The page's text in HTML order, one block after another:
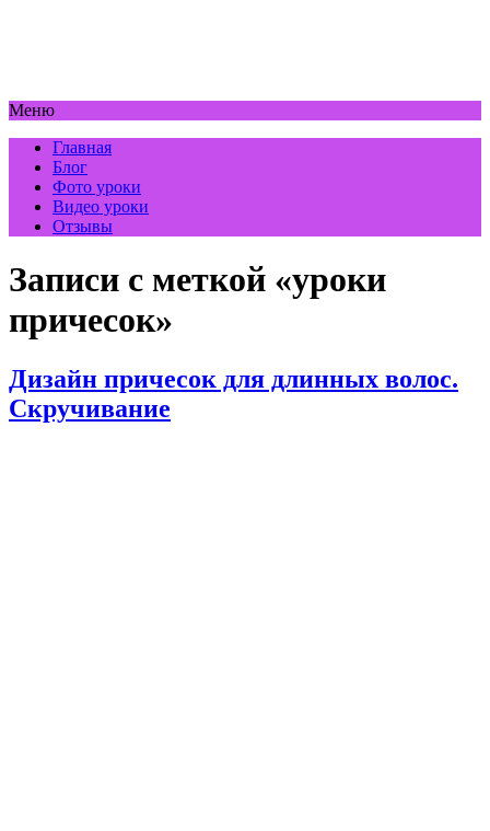
Меню
Главная
Блог
Фото уроки
Видео уроки
Отзывы
Записи с меткой «уроки
причесок»
Дизайн причесок для длинных волос.
Скручивание